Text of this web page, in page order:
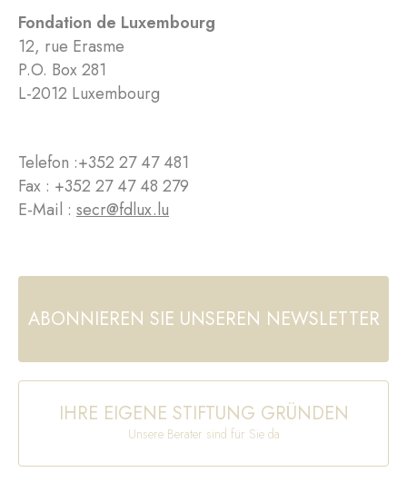
Fondation de Luxembourg
12, rue Erasme
P.O. Box 281
L-2012 Luxembourg
Telefon :+352 27 47 481
Fax : +352 27 47 48 279
E-Mail : secr@fdlux.lu
ABONNIEREN SIE UNSEREN NEWSLETTER
IHRE EIGENE STIFTUNG GRÜNDEN
Unsere Berater sind für Sie da